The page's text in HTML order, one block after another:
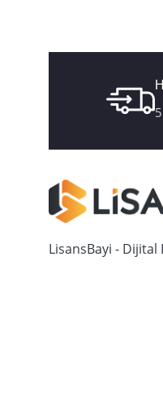
LisansBayi - Dijital